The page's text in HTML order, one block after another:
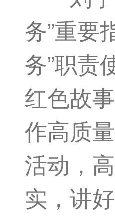
务”重要
务”职责
红色故
作高质
活动，
实，讲